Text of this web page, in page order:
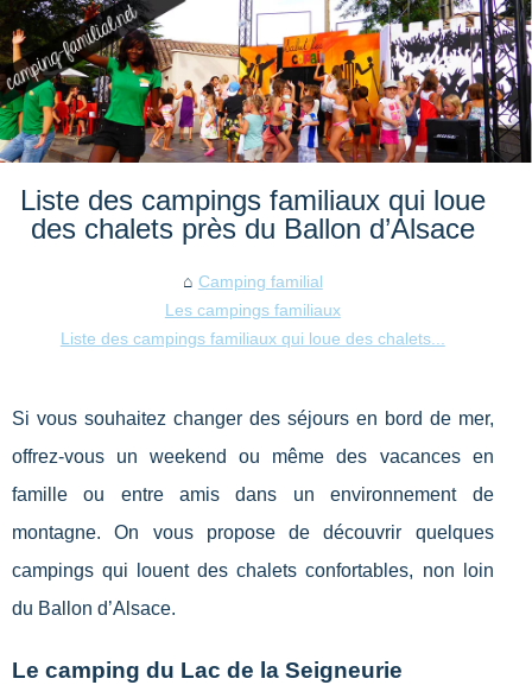
Liste des campings familiaux qui loue
des chalets près du Ballon d’Alsace
Camping familial
Les campings familiaux
Liste des campings familiaux qui loue des chalets...
Si vous souhaitez changer des séjours en bord de mer,
offrez-vous un weekend ou même des vacances en
famille ou entre amis dans un environnement de
montagne. On vous propose de découvrir quelques
campings qui louent des chalets confortables, non loin
du Ballon d’Alsace.
Le camping du Lac de la Seigneurie